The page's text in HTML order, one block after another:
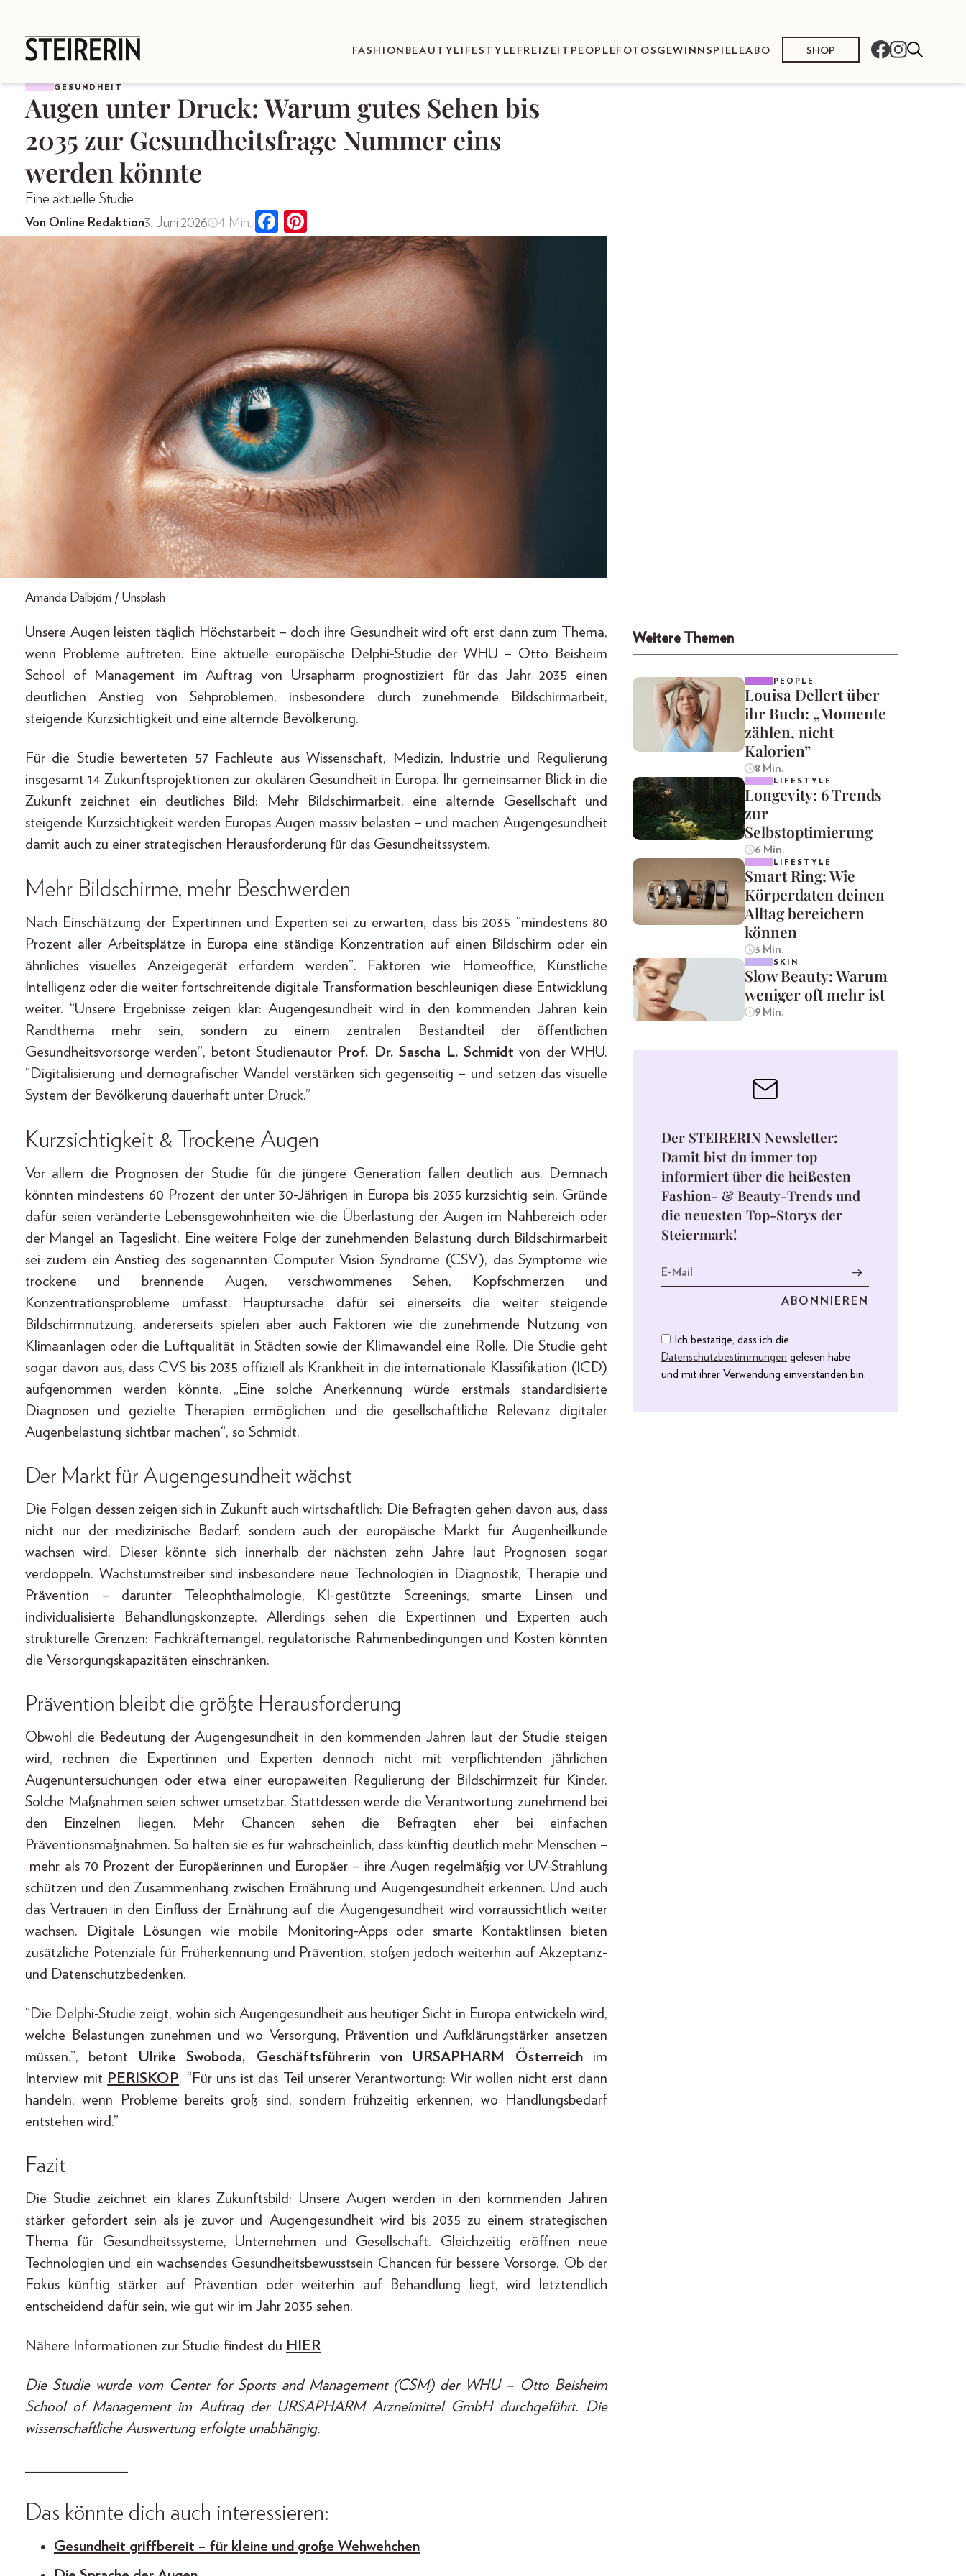
FASHION BEAUTY LIFESTYLE FREIZEIT PEOPLE FOTOS GEWINNSPIELEABO SHOP
GESUNDHEIT
Augen unter Druck: Warum gutes Sehen bis
2035 zur Gesundheitsfrage Nummer eins
werden könnte
Eine aktuelle Studie
Von Online Redaktion3. Juni 2026 4 Min.
Amanda Dalbjörn / Unsplash
Unsere Augen leisten täglich Höchstarbeit – doch ihre Gesundheit wird oft erst dann zum Thema,
wenn Probleme auftreten. Eine aktuelle europäische Delphi-Studie der WHU – Otto Beisheim
School of Management im Auftrag von Ursapharm prognostiziert für das Jahr 2035 einen
deutlichen Anstieg von Sehproblemen, insbesondere durch zunehmende Bildschirmarbeit,
steigende Kurzsichtigkeit und eine alternde Bevölkerung.
Für die Studie bewerteten 57 Fachleute aus Wissenschaft, Medizin, Industrie und Regulierung
insgesamt 14 Zukunftsprojektionen zur okulären Gesundheit in Europa. Ihr gemeinsamer Blick in die
Zukunft zeichnet ein deutliches Bild: Mehr Bildschirmarbeit, eine alternde Gesellschaft und
steigende Kurzsichtigkeit werden Europas Augen massiv belasten – und machen Augengesundheit
damit auch zu einer strategischen Herausforderung für das Gesundheitssystem.
Mehr Bildschirme, mehr Beschwerden
Nach Einschätzung der Expertinnen und Experten sei zu erwarten, dass bis 2035 “mindestens 80
Prozent aller Arbeitsplätze in Europa eine ständige Konzentration auf einen Bildschirm oder ein
ähnliches visuelles Anzeigegerät erfordern werden”. Faktoren wie Homeoffice, Künstliche
Intelligenz oder die weiter fortschreitende digitale Transformation beschleunigen diese Entwicklung
weiter. “Unsere Ergebnisse zeigen klar: Augengesundheit wird in den kommenden Jahren kein
Randthema mehr sein, sondern zu einem zentralen Bestandteil der öffentlichen
Gesundheitsvorsorge werden”, betont Studienautor Prof. Dr. Sascha L. Schmidt von der WHU.
“Digitalisierung und demografischer Wandel verstärken sich gegenseitig – und setzen das visuelle
System der Bevölkerung dauerhaft unter Druck.”
Kurzsichtigkeit & Trockene Augen
Vor allem die Prognosen der Studie für die jüngere Generation fallen deutlich aus. Demnach
könnten mindestens 60 Prozent der unter 30-Jährigen in Europa bis 2035 kurzsichtig sein. Gründe
dafür seien veränderte Lebensgewohnheiten wie die Überlastung der Augen im Nahbereich oder
der Mangel an Tageslicht. Eine weitere Folge der zunehmenden Belastung durch Bildschirmarbeit
sei zudem ein Anstieg des sogenannten Computer Vision Syndrome (CSV), das Symptome wie
trockene und brennende Augen, verschwommenes Sehen, Kopfschmerzen und
Konzentrationsprobleme umfasst. Hauptursache dafür sei einerseits die weiter steigende
Bildschirmnutzung, andererseits spielen aber auch Faktoren wie die zunehmende Nutzung von
Klimaanlagen oder die Luftqualität in Städten sowie der Klimawandel eine Rolle. Die Studie geht
sogar davon aus, dass CVS bis 2035 offiziell als Krankheit in die internationale Klassifikation (ICD)
aufgenommen werden könnte. „Eine solche Anerkennung würde erstmals standardisierte
Diagnosen und gezielte Therapien ermöglichen und die gesellschaftliche Relevanz digitaler
Augenbelastung sichtbar machen“, so Schmidt.
Der Markt für Augengesundheit wächst
Die Folgen dessen zeigen sich in Zukunft auch wirtschaftlich: Die Befragten gehen davon aus, dass
nicht nur der medizinische Bedarf, sondern auch der europäische Markt für Augenheilkunde
wachsen wird. Dieser könnte sich innerhalb der nächsten zehn Jahre laut Prognosen sogar
verdoppeln. Wachstumstreiber sind insbesondere neue Technologien in Diagnostik, Therapie und
Prävention – darunter Teleophthalmologie, KI-gestützte Screenings, smarte Linsen und
individualisierte Behandlungskonzepte. Allerdings sehen die Expertinnen und Experten auch
strukturelle Grenzen: Fachkräftemangel, regulatorische Rahmenbedingungen und Kosten könnten
die Versorgungskapazitäten einschränken.
Prävention bleibt die größte Herausforderung
Obwohl die Bedeutung der Augengesundheit in den kommenden Jahren laut der Studie steigen
wird, rechnen die Expertinnen und Experten dennoch nicht mit verpflichtenden jährlichen
Augenuntersuchungen oder etwa einer europaweiten Regulierung der Bildschirmzeit für Kinder.
Solche Maßnahmen seien schwer umsetzbar. Stattdessen werde die Verantwortung zunehmend bei
den Einzelnen liegen. Mehr Chancen sehen die Befragten eher bei einfachen
Präventionsmaßnahmen. So halten sie es für wahrscheinlich, dass künftig deutlich mehr Menschen –
mehr als 70 Prozent der Europäerinnen und Europäer – ihre Augen regelmäßig vor UV-Strahlung
schützen und den Zusammenhang zwischen Ernährung und Augengesundheit erkennen. Und auch
das Vertrauen in den Einfluss der Ernährung auf die Augengesundheit wird vorraussichtlich weiter
wachsen. Digitale Lösungen wie mobile Monitoring-Apps oder smarte Kontaktlinsen bieten
zusätzliche Potenziale für Früherkennung und Prävention, stoßen jedoch weiterhin auf Akzeptanz-
und Datenschutzbedenken.
“Die Delphi-Studie zeigt, wohin sich Augengesundheit aus heutiger Sicht in Europa entwickeln wird,
welche Belastungen zunehmen und wo Versorgung, Prävention und Aufklärungstärker ansetzen
müssen.”, betont Ulrike Swoboda, Geschäftsführerin von URSAPHARM Österreichim
Interview mit PERISKOP. “Für uns ist das Teil unserer Verantwortung: Wir wollen nicht erst dann
handeln, wenn Probleme bereits groß sind, sondern frühzeitig erkennen, wo Handlungsbedarf
entstehen wird.”
Fazit
Die Studie zeichnet ein klares Zukunftsbild: Unsere Augen werden in den kommenden Jahren
stärker gefordert sein als je zuvor und Augengesundheit wird bis 2035 zu einem strategischen
Thema für Gesundheitssysteme, Unternehmen und Gesellschaft. Gleichzeitig eröffnen neue
Technologien und ein wachsendes Gesundheitsbewusstsein Chancen für bessere Vorsorge. Ob der
Fokus künftig stärker auf Prävention oder weiterhin auf Behandlung liegt, wird letztendlich
entscheidend dafür sein, wie gut wir im Jahr 2035 sehen.
Nähere Informationen zur Studie findest du HIER
Die Studie wurde vom Center for Sports and Management (CSM) der WHU – Otto Beisheim
School of Management im Auftrag der URSAPHARM Arzneimittel GmbH durchgeführt. Die
wissenschaftliche Auswertung erfolgte unabhängig.
_____________
Das könnte dich auch interessieren:
Gesundheit griffbereit – für kleine und große Wehwehchen
Weitere Themen
PEOPLE
Louisa Dellert über
ihr Buch: „Momente
zählen, nicht
Kalorien”
8 Min.
LIFESTYLE
Longevity: 6 Trends
zur
Selbstoptimierung
6 Min.
LIFESTYLE
Smart Ring: Wie
Körperdaten deinen
Alltag bereichern
können
3 Min.
SKIN
Slow Beauty: Warum
weniger oft mehr ist
9 Min.
Der STEIRERIN Newsletter:
Damit bist du immer top
informiert über die heißesten
Fashion- & Beauty-Trends und
die neuesten Top-Storys der
Steiermark!
Ich bestätige, dass ich die
Datenschutzbestimmungen gelesen habe
und mit ihrer Verwendung einverstanden bin.